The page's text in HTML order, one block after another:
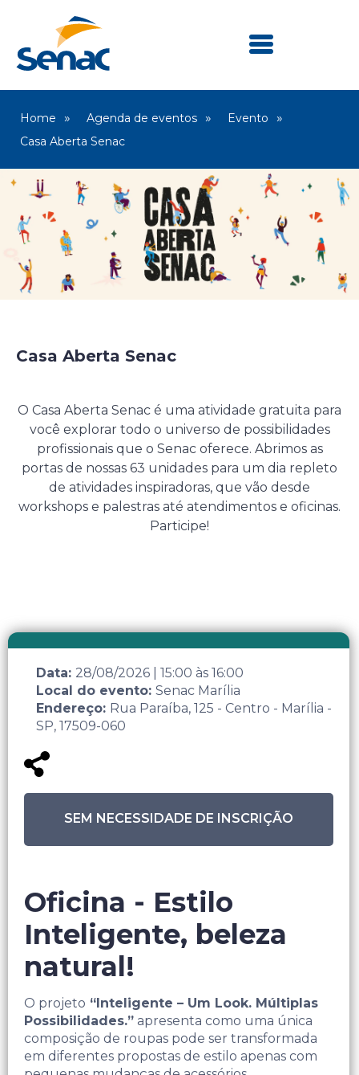
Home Agenda de eventos
Evento
Casa Aberta Senac
Casa Aberta Senac
O Casa Aberta Senac é uma atividade gratuita para
você explorar todo o universo de possibilidades
profissionais que o Senac oferece. Abrimos as
portas de nossas 63 unidades para um dia repleto
de atividades inspiradoras, que vão desde
workshops e palestras até atendimentos e oficinas.
Participe!
Data: 28/08/2026 15:00 às 16:00
Local do evento: Senac Marília
Endereço: Rua Paraíba, 125 - Centro - Marília -
SP, 17509-060
SEM NECESSIDADE DE INSCRIÇÃO
Oficina - Estilo
Inteligente, beleza
natural!
O projeto “Inteligente – Um Look. Múltiplas
Possibilidades.” apresenta como uma única
composição de roupas pode ser transformada
em diferentes propostas de estilo apenas com